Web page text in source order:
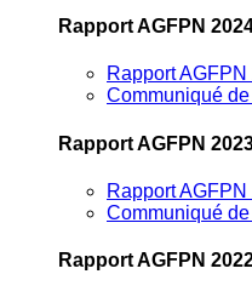
Rapport AGFPN
Rapport
Communiqué
Rapport AGFPN
Rapport
Communiqué
Rapport AGFPN